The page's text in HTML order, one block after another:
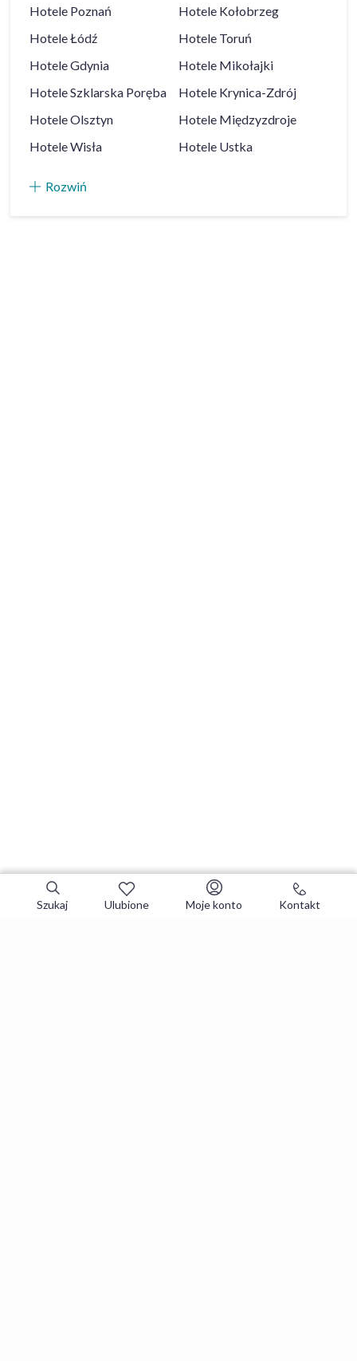
Hotele Poznań Hotele Kołobrzeg
HoteleŁódź Hotele Toruń
HoteleGdynia Hotele Mikołajki
HoteleSzklarska Poręba Hotele Krynica-Zdrój
HoteleOlsztyn Hotele Międzyzdroje
HoteleWisła Hotele Ustka
Rozwiń
Szukaj Ulubione Moje konto Kontakt